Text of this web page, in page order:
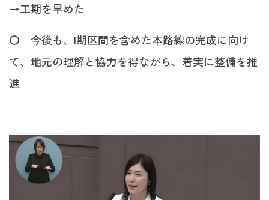
→工期を早めた
〇 今後も、I期区間を含めた本路線の完成に向け
て、地元の理解と協力を得ながら、着実に整備を推
進